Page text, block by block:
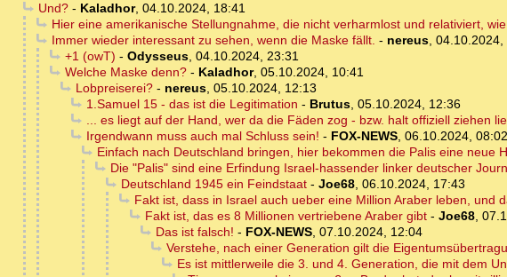
Und?- Kaladhor, 04.10.2024, 18:41
Hier eine amerikanische Stellungnahme, die nicht verharmlost und relativiert,
Immer wieder interessant zu sehen, wenn die Maske fällt. - nereus, 04.10.2024,
+1 (owT) - Odysseus, 04.10.2024, 23:31
Welche Maske denn?- Kaladhor, 05.10.2024, 10:41
Lobpreiserei?- nereus, 05.10.2024, 12:13
1.Samuel 15 - das ist die Legitimation - Brutus, 05.10.2024, 12:36
... es liegt auf der Hand, wer da die Fäden zog - bzw. halt offiziell ziehen
Irgendwann muss auch mal Schluss sein! - FOX-NEWS, 06.10.2024, 08:02
Einfach nach Deutschland bringen, hier bekommen die Palis eine neue
Die "Palis" sind eine Erfindung Israel-hassender linker deutscher
Deutschland 1945 ein Feindstaat- Joe68, 06.10.2024, 17:43
Fakt ist, dass in Israel auch ueber eine Million Araber leben, und
Fakt ist, das es 8 Millionen vertriebene Araber gibt- Joe68,
Das ist falsch! - FOX-NEWS, 07.10.2024, 12:04
Verstehe, nach einer Generation gilt die
Es ist mittlerweile die 3. und 4. Generation, die mit dem